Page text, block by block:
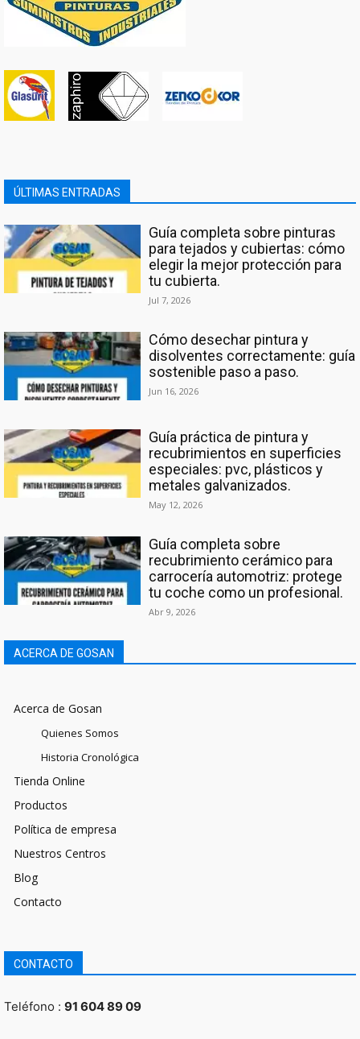
ÚLTIMAS ENTRADAS
Guía completa sobre pinturas
para tejados y cubiertas: cómo
elegir la mejor protección para
tu cubierta.
Jul 7, 2026
Cómo desechar pintura y
disolventes correctamente: guía
sostenible paso a paso.
Jun 16, 2026
Guía práctica de pintura y
recubrimientos en superficies
especiales: pvc, plásticos y
metales galvanizados.
May 12, 2026
Guía completa sobre
recubrimiento cerámico para
carrocería automotriz: protege
tu coche como un profesional.
Abr 9, 2026
ACERCA DE GOSAN
Acerca de Gosan
Quienes Somos
Historia Cronológica
Tienda Online
Productos
Política de empresa
Nuestros Centros
Blog
Contacto
CONTACTO
Teléfono : 91 604 89 09